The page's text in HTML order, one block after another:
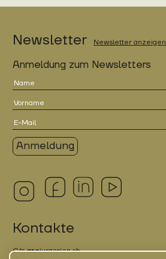
Newsletter Newsletter anzeigen
Anmeldung zum Newsletters
Kontakte
C/oarcjurassien.ch